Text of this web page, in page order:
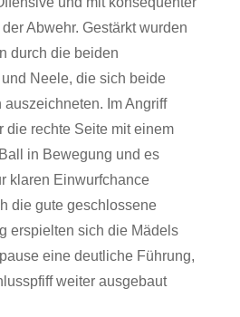
Abwehr. Gestärkt wurden
durch die beiden
Neele, die sich beide
Im Angriff
die rechte Seite mit einem
in Bewegung und es
klaren Einwurfchance
die gute geschlossene
erspielten sich die Mädels
eine deutliche Führung,
weiter ausgebaut